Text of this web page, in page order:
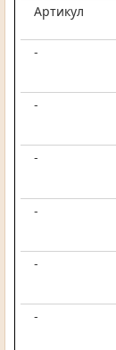
Артикул
-
-
-
-
-
-